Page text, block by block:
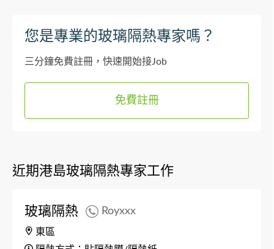
您是專業的玻璃隔熱專家嗎？
三分鐘免費註冊，快速開始接Job
免費註冊
近期港島玻璃隔熱專家工作
玻璃隔熱 Royxxx
東區